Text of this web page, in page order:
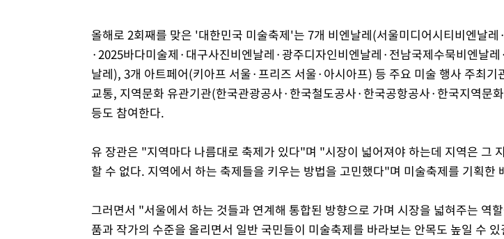
올해로 2회째를 맞은 '대한민국 미술축제'는 7개 비엔날레(서울미디어시티비엔날레
·2025바다미술제·대구사진비엔날레·광주디자인비엔날레·전남국제수묵비엔날
날레), 3개 아트페어(키아프 서울·프리즈 서울·아시아프) 등 주요 미술 행사 주최기
교통, 지역문화 유관기관(한국관광공사·한국철도공사·한국공항공사·한국지역문
등도 참여한다.
유 장관은 "지역마다 나름대로 축제가 있다"며 "시장이 넓어져야 하는데 지역은 그
할 수 없다. 지역에서 하는 축제들을 키우는 방법을 고민했다"며 미술축제를 기획한
그러면서 "서울에서 하는 것들과 연계해 통합된 방향으로 가며 시장을 넓혀주는 역
품과 작가의 수준을 올리면서 일반 국민들이 미술축제를 바라보는 안목도 높일 수